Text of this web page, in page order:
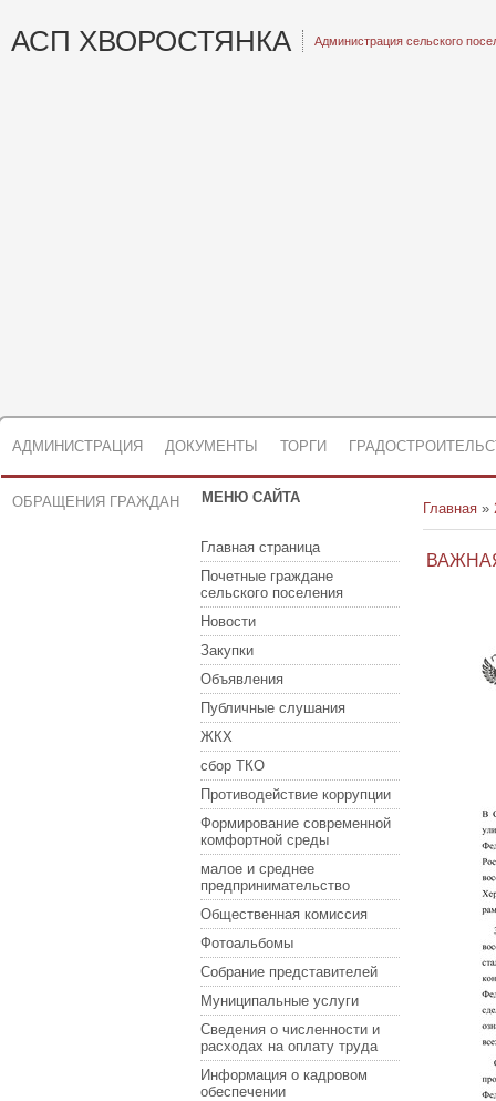
АСП ХВОРОСТЯНКА Администрация сельского
АДМИНИСТРАЦИЯ ДОКУМЕНТЫ ТОРГИ
ОБРАЩЕНИЯ ГРАЖДАН МЕНЮ САЙТА
Главная страница
Почетные граждане
сельского поселения
Новости
Закупки
Объявления
Публичные слушания
ЖКХ
сбор ТКО
Противодействие коррупции
Формирование современной
комфортной среды
малое и среднее
предпринимательство
Общественная комиссия
Фотоальбомы
Собрание представителей
Муниципальные услуги
Сведения о численности и
расходах на оплату труда
Информация о кадровом
обеспечении
Главная »